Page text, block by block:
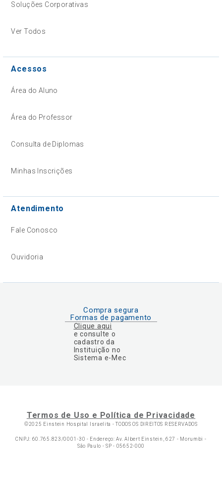
Soluções Corporativas
Ver Todos
Acessos
Área do Aluno
Área do Professor
Consulta de Diplomas
Minhas Inscrições
Atendimento
Fale Conosco
Ouvidoria
Compra segura
Formas de pagamento
Clique aqui
e consulte o
cadastro da
Instituição no
Sistema e-Mec
Termos de Uso e Política de Privacidade
©2025 Einstein Hospital Israelita -TODOS OS DIREITOS RESERVADOS
CNPJ: 60.765.823/0001-30 - Endereço: Av. Albert Einstein, 627 - Morumbi -
São Paulo - SP - 05652-000